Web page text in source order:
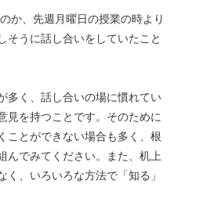
か、先週月曜日の授業の時より
そうに話し合いをしていたこと
多く、話し合いの場に慣れてい
見を持つことです。そのために
ことができない場合も多く、根
んでみてください。また、机上
、いろいろな方法で「知る」